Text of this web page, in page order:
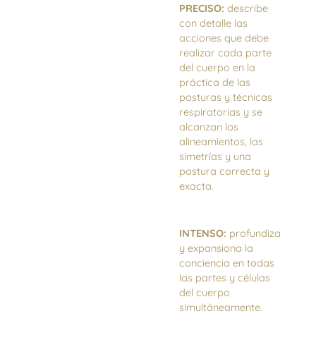
PRECISO: describe
con detalle las
acciones que debe
realizar cada parte
del cuerpo en la
práctica de las
posturas y técnicas
respiratorias y se
alcanzan los
alineamientos, las
simetrías y una
postura correcta y
exacta.
INTENSO: profundiza
y expansiona la
conciencia en todas
las partes y células
del cuerpo
simultáneamente.